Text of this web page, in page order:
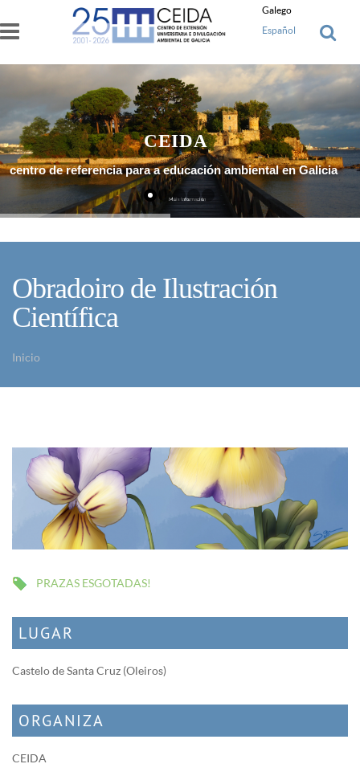
Ir o contido principal
Galego
Español
centro de referencia para a educación ambiental en Galicia
Máis Información
CEIDA
Obradoiro de Ilustración
Científica
Inicio
PRAZAS ESGOTADAS!
LUGAR
Castelo de Santa Cruz (Oleiros)
ORGANIZA
CEIDA